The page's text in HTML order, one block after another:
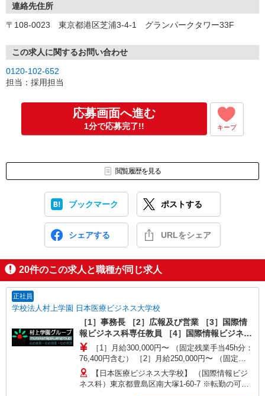
応募
↓
既にパーソルビジネスプロセスデザインにご登録済みの方は不要で
す。
※ご登録が無い方には当社よりオンライン登録のご案内をいたしま
す。
仕事紹介
面接（1回、1時間程度）
内定・採用
合否については1週間以内にご連絡させていただきます。
連絡先住所
〒108-0023 東京都港区芝浦3-4-1 グランパークタワー33F
この求人に関するお問い合わせ
0120-102-652
担当：採用担当
応募画面へ進む
1分で応募完了!! キープ
閲覧履歴を見る
ブックマーク ポストする
シェアする URLをシェア
20件のこの求人と職種が同じ求人
正社員
学校法人村上学園 日本医療ビジネス大学校
［1］事務長 ［2］広報及び営業 ［3］国際情
報ビジネス科専任教員 ［4］国際情報ビジネス
科科長 ［5］事務（国際情報ビジネス科）
［1］月給300,000円〜 （固定残業手当45h分：
76,400円含む） ［2］月給250,000円〜 （固定残
業手当45h分：63,700円含む） ［3］月給230,000
円〜 （固定残業手当45h分：58,600円含む）
［4］月給230,000円〜 （固定残業手当45h分：
【日本医療ビジネス大学校】 （国際情報ビジ
ネス科）東京都豊島区南大塚1-60-7 ※転勤の可能